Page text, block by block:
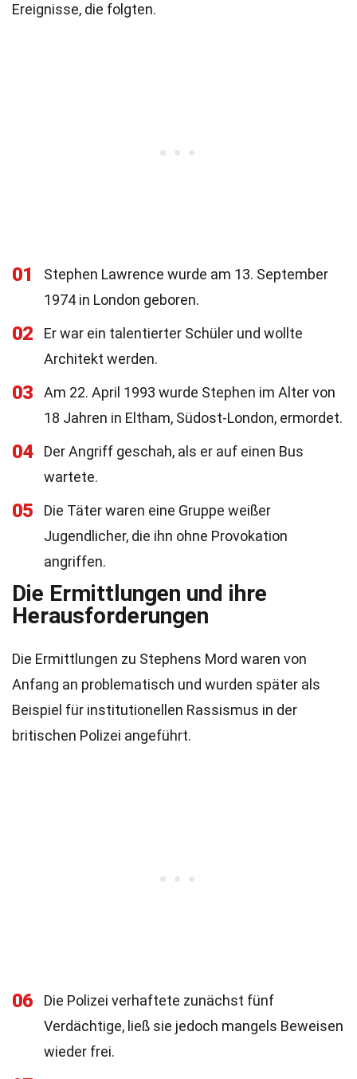
Ereignisse, die folgten.
01
Stephen Lawrence wurde am 13. September
1974 in London geboren.
02
Er war ein talentierter Schüler und wollte
Architekt werden.
03
Am 22. April 1993 wurde Stephen im Alter von
18 Jahren in Eltham, Südost-London, ermordet.
04
Der Angriff geschah, als er auf einen Bus
wartete.
05
Die Täter waren eine Gruppe weißer
Jugendlicher, die ihn ohne Provokation
angriffen.
Die Ermittlungen und ihre
Herausforderungen
Die Ermittlungen zu Stephens Mord waren von
Anfang an problematisch und wurden später als
Beispiel für institutionellen Rassismus in der
britischen Polizei angeführt.
06
Die Polizei verhaftete zunächst fünf
Verdächtige, ließ sie jedoch mangels Beweisen
wieder frei.